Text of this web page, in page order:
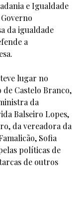
e Igualdade
da igualdade
a
lugar no
Castelo Branco,
da
Balseiro Lopes,
da vereadora da
Sofia
políticas de
de outros